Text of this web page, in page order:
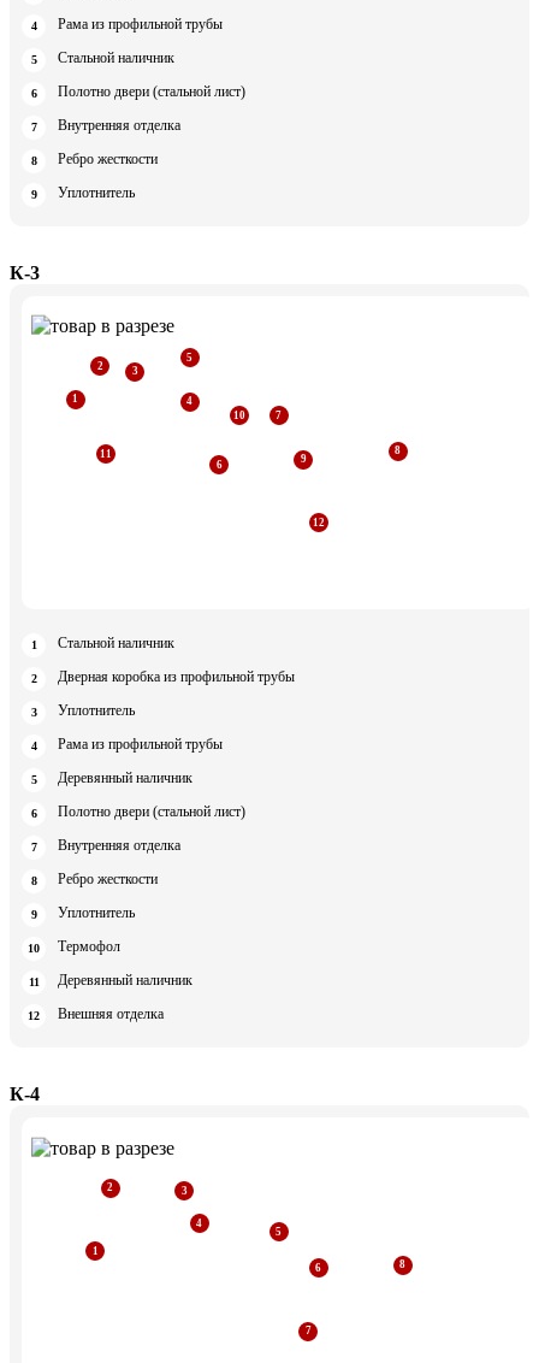
Рама из профильной трубы
Стальной наличник
Полотно двери (стальной лист)
Внутренняя отделка
Ребро жесткости
Уплотнитель
К-3
Стальной наличник
Дверная коробка из профильной трубы
Уплотнитель
Рама из профильной трубы
Деревянный наличник
Полотно двери (стальной лист)
Внутренняя отделка
Ребро жесткости
Уплотнитель
Термофол
Деревянный наличник
Внешняя отделка
К-4